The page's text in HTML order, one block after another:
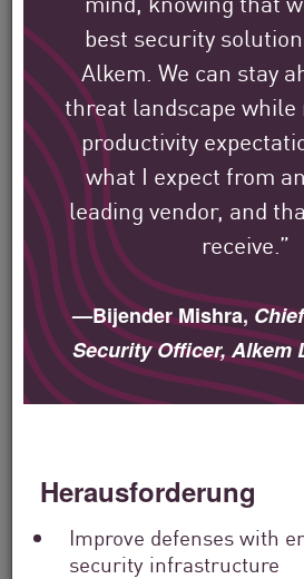
best security
Alkem. We can stay
threat landscape
productivity
what I expect from
leading vendor, and
receive.”
—Bijender Mishra,
Security Officer, Alkem
Herausforderung
Improve defenses with
security infrastructure
Umgebung in
Wir haben es uns zur
zum Schutz der größten
Behörden und
Welt beizutragen.
Filter
by
Solutions
Filter
by
Industry
Search
by
Keyword